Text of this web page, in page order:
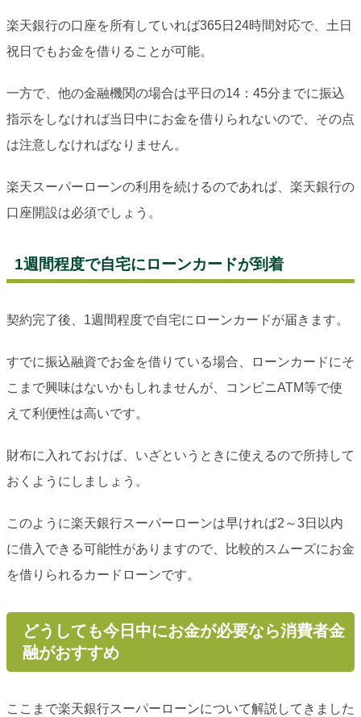
楽天銀行の口座を所有していれば365日24時間対応で、土日
祝日でもお金を借りることが可能。
一方で、他の金融機関の場合は平日の14：45分までに振込
指示をしなければ当日中にお金を借りられないので、その点
は注意しなければなりません。
楽天スーパーローンの利用を続けるのであれば、楽天銀行の
口座開設は必須でしょう。
1週間程度で自宅にローンカードが到着
契約完了後、1週間程度で自宅にローンカードが届きます。
すでに振込融資でお金を借りている場合、ローンカードにそ
こまで興味はないかもしれませんが、コンビニATM等で使
えて利便性は高いです。
財布に入れておけば、いざというときに使えるので所持して
おくようにしましょう。
このように楽天銀行スーパーローンは早ければ2～3日以内
に借入できる可能性がありますので、比較的スムーズにお金
を借りられるカードローンです。
どうしても今日中にお金が必要なら消費者金
融がおすすめ
ここまで楽天銀行スーパーローンについて解説してきました